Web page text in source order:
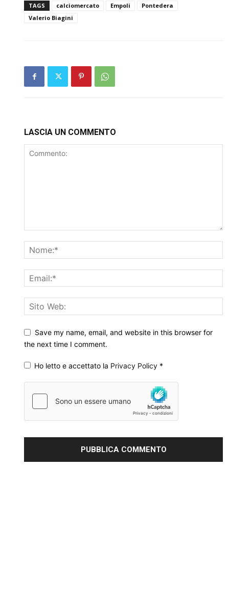
TAGS calciomercato Empoli
Pontedera
Valerio Biagini
LASCIA UN COMMENTO
Save my name, email, and website in this browser for
the next time I comment.
Ho letto e accettato la Privacy Policy *